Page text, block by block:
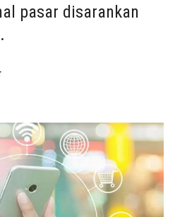
pasar disarankan